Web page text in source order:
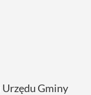
Gminy